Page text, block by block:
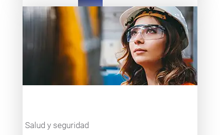
Teaser item
Salud y seguridad